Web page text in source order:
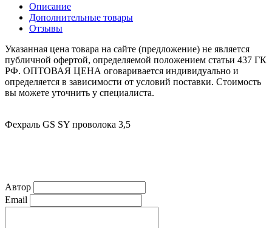
Описание
Дополнительные товары
Отзывы
Указанная цена товара на сайте (предложение) не является
публичной офертой, определяемой положением статьи 437 ГК
РФ. ОПТОВАЯ ЦЕНА оговаривается индивидуально и
определяется в зависимости от условий поставки. Стоимость
вы можете уточнить у специалиста.
Фехраль GS SY проволока 3,5
Автор
Email